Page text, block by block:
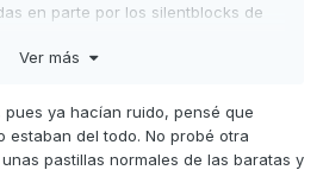
en parte por los silentblocks de
Ver más
pues ya hacían ruido, pensé que
estaban del todo. No probé otra
pastillas normales de las baratas y